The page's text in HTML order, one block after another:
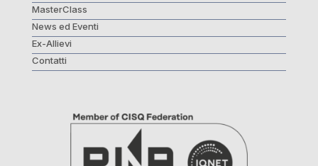
MasterClass
News ed Eventi
Ex-Allievi
Contatti